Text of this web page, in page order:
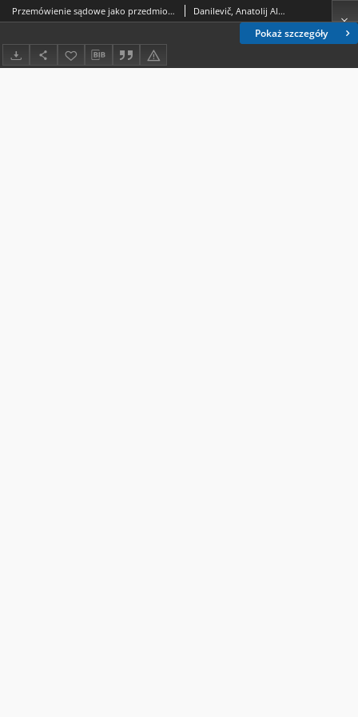
Pokaż szczegóły
Przemówienie sądowe jako przedmiot analizy naukowej Danilevič, Anatolij Aleksandrovič (1951- )